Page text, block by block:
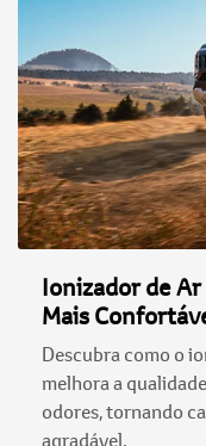
Ionizador de Ar
Mais
Descubra como o
melhora a
odores, tornando
agradável.